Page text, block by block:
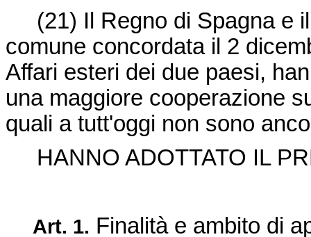
(21) Il Regno di Spagna e
comune concordata il 2
Affari esteri dei due paesi,
una maggiore cooperazione
quali a tutt'oggi non sono
HANNO ADOTTATO IL
Art. 1. Finalità e ambito di